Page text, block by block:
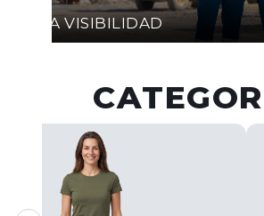
ALTA VISIBILIDAD